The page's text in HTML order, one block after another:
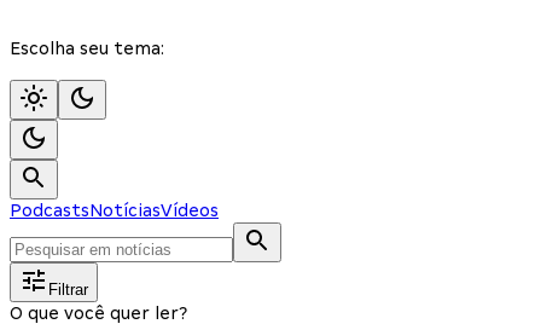
Escolha seu tema:
PodcastsNotíciasVídeos
Filtrar
O que você quer ler?